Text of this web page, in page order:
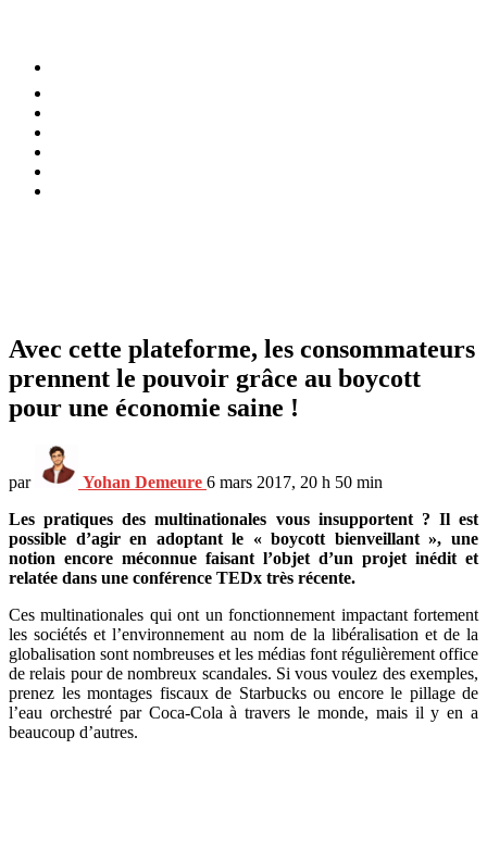
Avec cette plateforme, les consommateurs
prennent le pouvoir grâce au boycott
pour une économie saine !
par Yohan Demeure 6 mars 2017, 20 h 50 min
Les pratiques des multinationales vous insupportent ? Il est
possible d’agir en adoptant le « boycott bienveillant », une
notion encore méconnue faisant l’objet d’un projet inédit et
relatée dans une conférence TEDx très récente.
Ces multinationales qui ont un fonctionnement impactant fortement
les sociétés et l’environnement au nom de la libéralisation et de la
globalisation sont nombreuses et les médias font régulièrement office
de relais pour de nombreux scandales. Si vous voulez des exemples,
prenez les montages fiscaux de Starbucks ou encore le pillage de
l’eau orchestré par Coca-Cola à travers le monde, mais il y en a
beaucoup d’autres.